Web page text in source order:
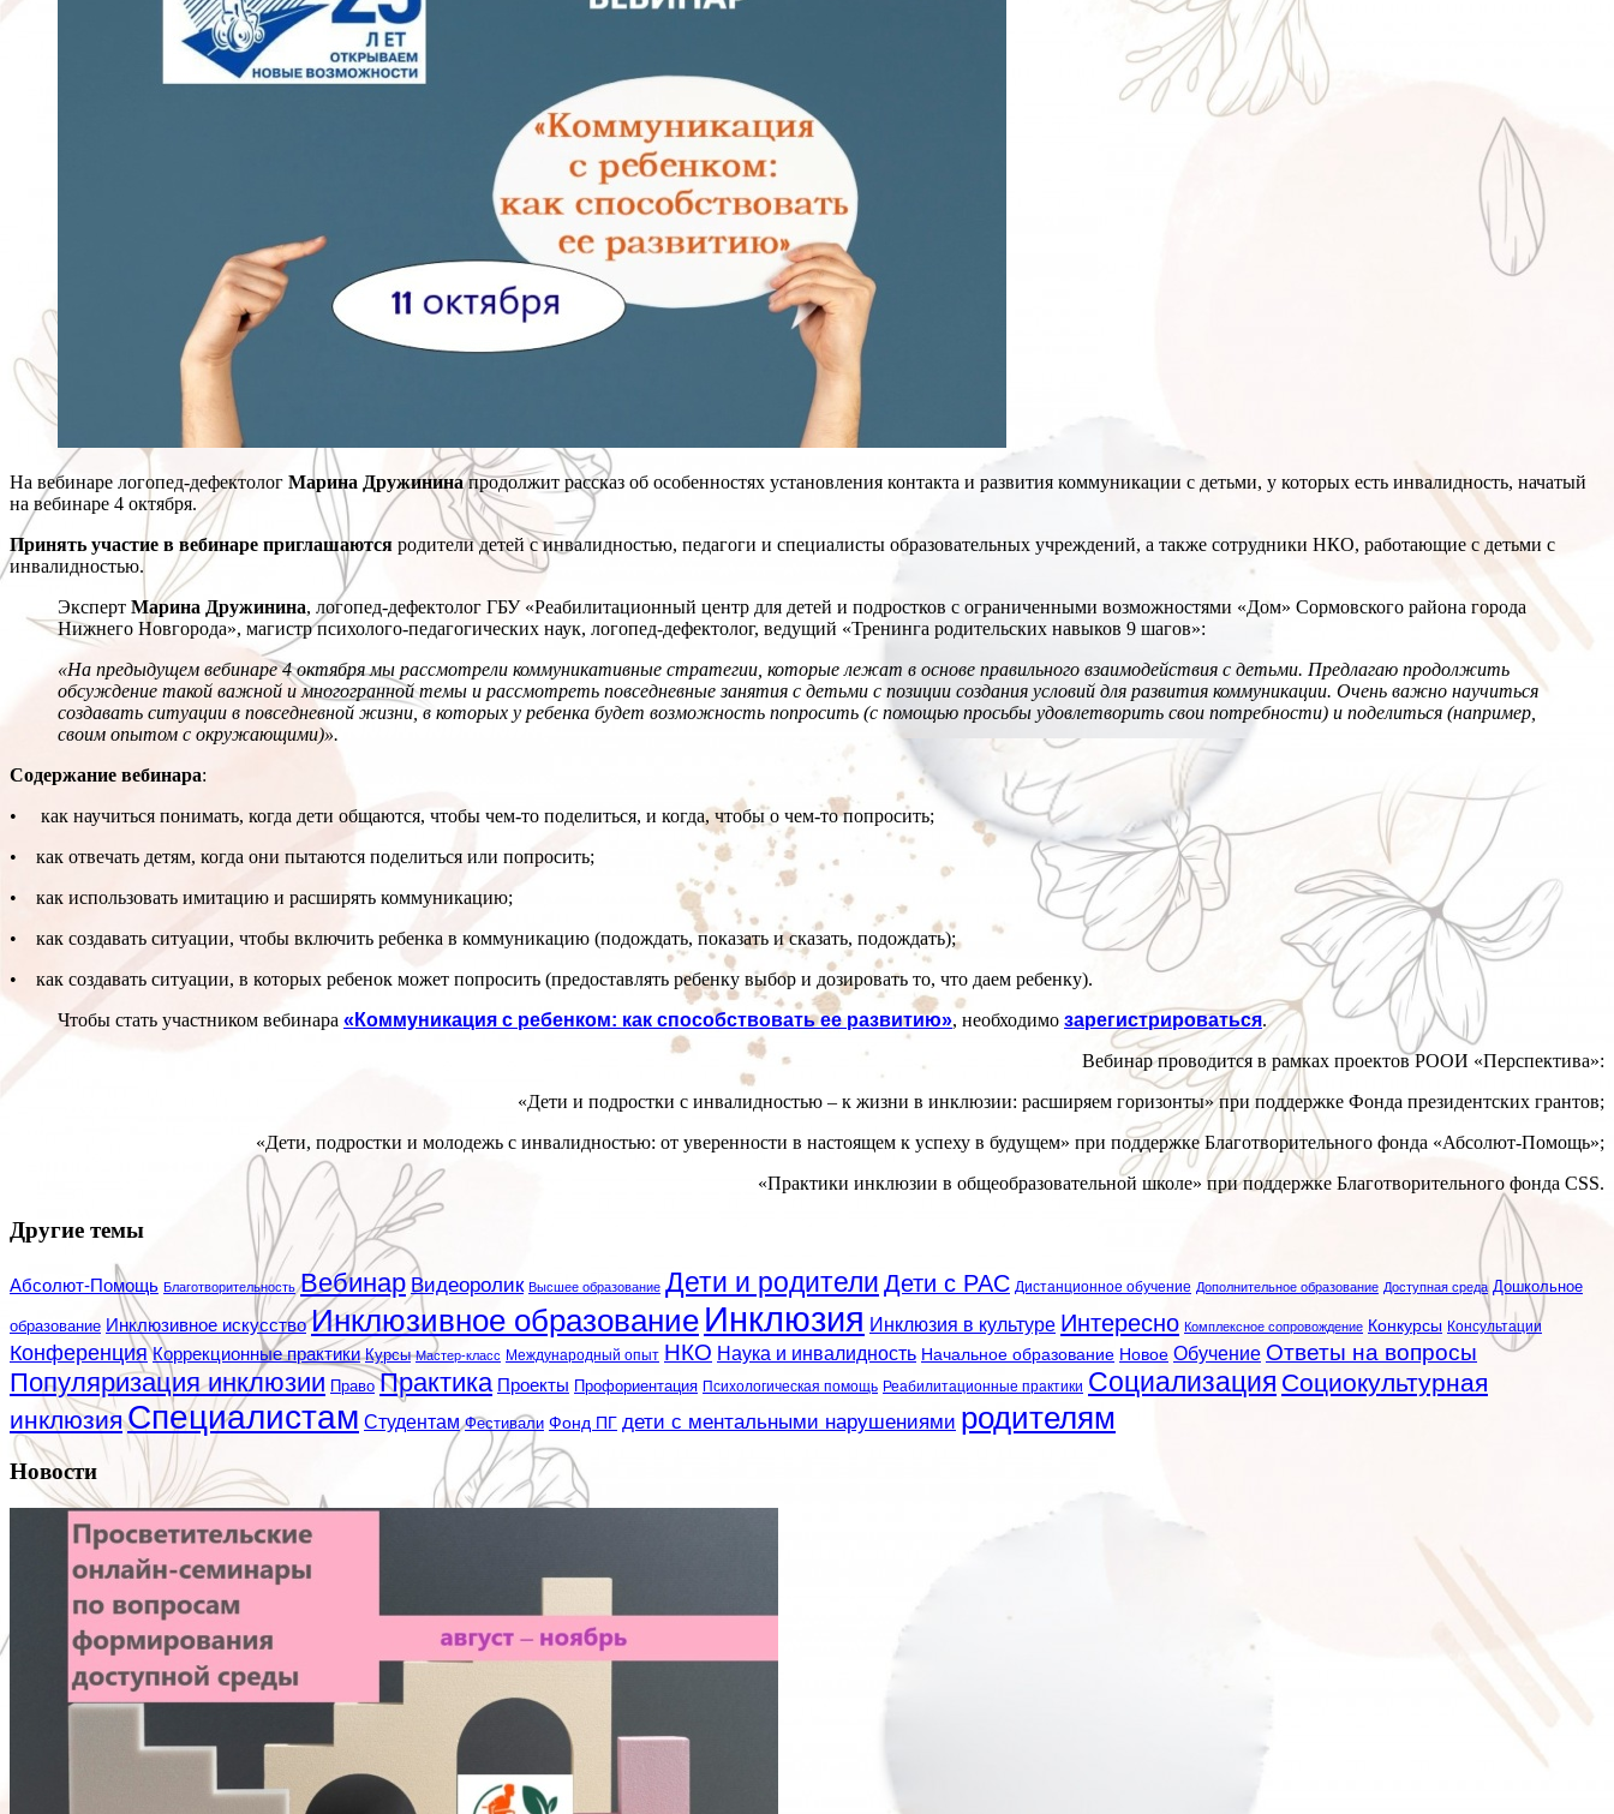
На вебинаре логопед-дефектолог Марина Дружининапродолжит рассказ об особенностях установления контакта и развития коммуникации с детьми, у которых есть инвалидность, начатый
на вебинаре 4 октября.
Принять участие в вебинаре приглашаются родители детей с инвалидностью, педагоги и специалисты образовательных учреждений, а также сотрудники НКО, работающие с детьми с
инвалидностью.
Эксперт Марина Дружинина, логопед-дефектолог ГБУ «Реабилитационный центр для детей и подростков с ограниченными возможностями «Дом» Сормовского района города
Нижнего Новгорода», магистр психолого-педагогических наук, логопед-дефектолог, ведущий «Тренинга родительских навыков 9 шагов»:
«На предыдущем вебинаре 4 октября мы рассмотрели коммуникативные стратегии, которые лежат в основе правильного взаимодействия с детьми. Предлагаю продолжить
обсуждение такой важной и многогранной темы и рассмотреть повседневные занятия с детьми с позиции создания условий для развития коммуникации. Очень важно научиться
создавать ситуации в повседневной жизни, в которых у ребенка будет возможность попросить (с помощью просьбы удовлетворить свои потребности) и поделиться (например,
своим опытом с окружающими)».
Содержание вебинара:
• как научиться понимать, когда дети общаются, чтобы чем-то поделиться, и когда, чтобы о чем-то попросить;
• как отвечать детям, когда они пытаются поделиться или попросить;
• как использовать имитацию и расширять коммуникацию;
• как создавать ситуации, чтобы включить ребенка в коммуникацию (подождать, показать и сказать, подождать);
• как создавать ситуации, в которых ребенок может попросить (предоставлять ребенку выбор и дозировать то, что даем ребенку).
Чтобы стать участником вебинара «Коммуникация с ребенком: как способствовать ее развитию», необходимо зарегистрироваться.
Вебинар проводится в рамках проектов РООИ «Перспектива»:
«Дети и подростки с инвалидностью – к жизни в инклюзии: расширяем горизонты» при поддержке Фонда президентских грантов;
«Дети, подростки и молодежь с инвалидностью: от уверенности в настоящем к успеху в будущем» при поддержке Благотворительного фонда «Абсолют-Помощь»;
«Практики инклюзии в общеобразовательной школе» при поддержке Благотворительного фонда CSS.
Другие темы
Абсолют-Помощь Благотворительность Вебинар Видеоролик Высшее образование Дети и родители Дети с РАС Дистанционное обучение Дополнительное образование Доступная среда Дошкольное
образование Инклюзивное искусство Инклюзивное образование Инклюзия Инклюзия в культуре Интересно Комплексное сопровождение Конкурсы Консультации
Конференция Коррекционные практики Курсы Мастер-класс Международный опыт НКО Наука и инвалидность Начальное образование Новое Обучение Ответы на вопросы
Популяризация инклюзии Право Практика Проекты Профориентация Психологическая помощь Реабилитационные практики Социализация Социокультурная
инклюзияСпециалистам Студентам Фестивали Фонд ПГ дети с ментальными нарушениями родителям
Новости